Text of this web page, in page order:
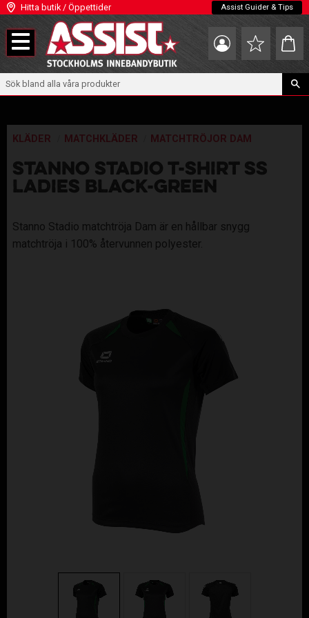
Meny
Hitta butik / Öppettider Assist Guider & Tips
Favoriter
KLÄDER MATCHKLÄDER MATCHTRÖJOR DAM
STANNO STADIO T-SHIRT SS
LADIES BLACK-GREEN
Stanno Stadio matchtröja Dam är en hållbar snygg
matchtröja i 100% återvunnen polyester.